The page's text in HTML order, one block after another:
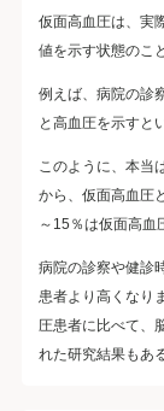
仮面高血圧は、実
値を示す状態のこ
例えば、病院の診
と高血圧を示すと
このように、本当
から、仮面高血圧
～15％は仮面高血
病院の診察や健診
患者より高くなり
圧患者に比べて、
れた研究結果もあ